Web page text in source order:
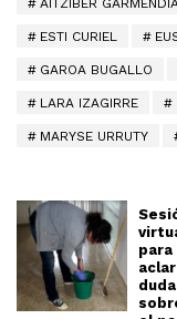
AITZIBER
ESTI CURIEL
GAROA BUGALLO
LARA IZAGIRRE
MARYSE URRUTY
para